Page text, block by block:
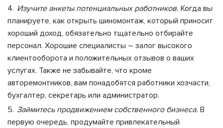
Изучите анкеты потенциальных работников. Когда вы
планируете, как открыть шиномонтаж, который приносит
хороший доход, обязательно тщательно отбирайте
персонал. Хорошие специалисты – залог высокого
клиентооборота и положительных отзывов о ваших
услугах. Также не забывайте, что кроме
авторемонтников, вам понадобятся работники хозчасти,
бухгалтер, секретарь или администратор.
Займитесь продвижением собственного бизнеса. В
первую очередь, продумайте привлекательный